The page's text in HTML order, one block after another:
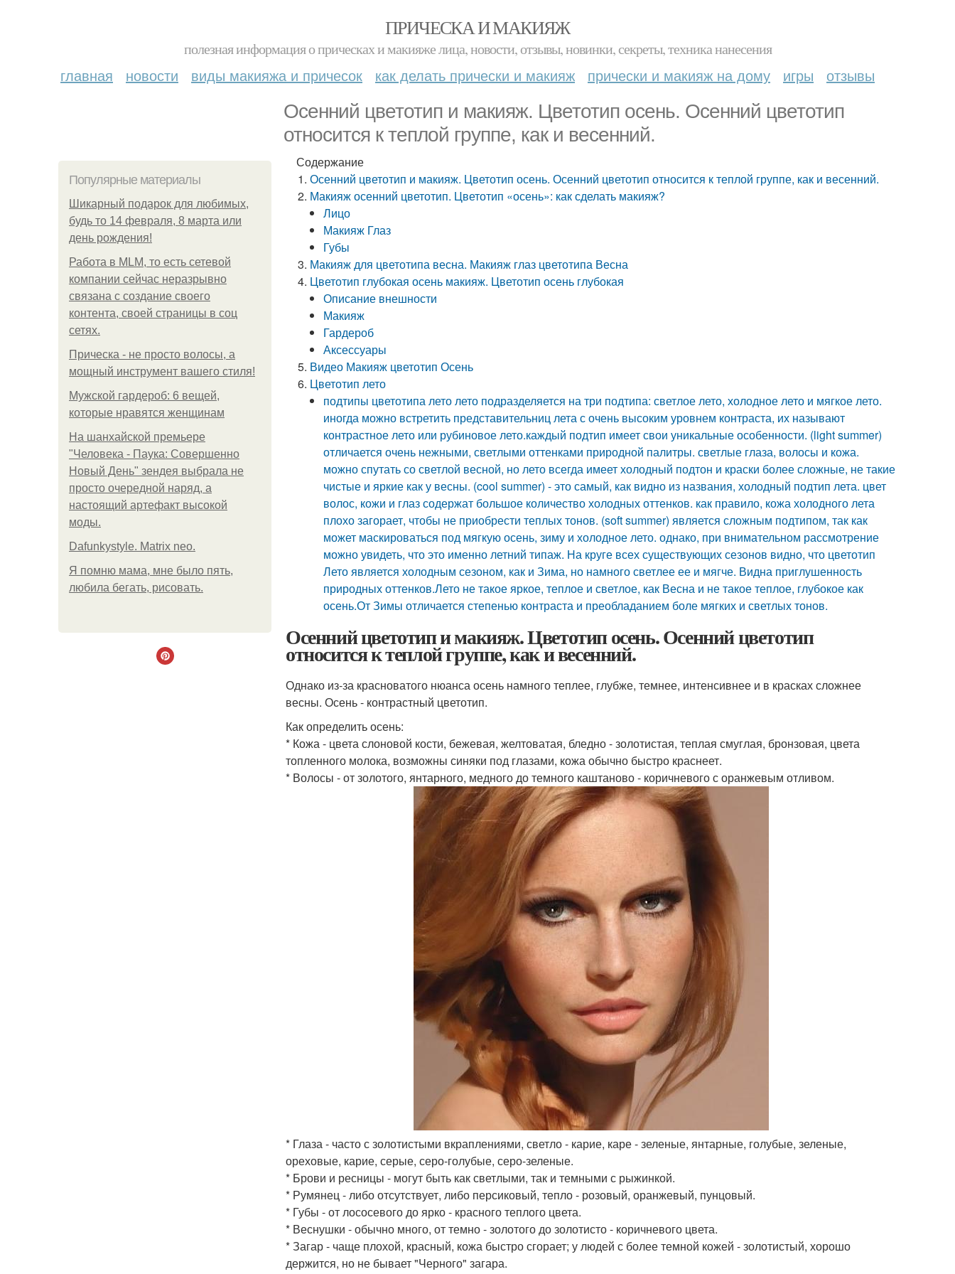
ПРИЧЕСКА И МАКИЯЖ
полезная информация о прическах и макияже лица, новости, отзывы, новинки, секреты, техника нанесения
главная новости виды макияжа и причесок как делать прически и макияж прически и макияж на дому игры отзывы
Осенний цветотип и макияж. Цветотип осень. Осенний цветотип
относится к теплой группе, как и весенний.
Популярные материалы
Шикарный подарок для любимых,
будь то 14 февраля, 8 марта или
день рождения!
Работа в MLM, то есть сетевой
компании сейчас неразрывно
связана с создание своего
контента, своей страницы в соц
сетях.
Прическа - не просто волосы, а
мощный инструмент вашего стиля!
Мужской гардероб: 6 вещей,
которые нравятся женщинам
На шанхайской премьере
"Человека - Паука: Совершенно
Новый День" зендея выбрала не
просто очередной наряд, а
настоящий артефакт высокой
моды.
Dafunkystyle. Matrix neo.
Я помню мама, мне было пять,
любила бегать, рисовать.
Содержание
Осенний цветотип и макияж. Цветотип осень. Осенний цветотип относится к теплой группе, как и весенний.
Макияж осенний цветотип. Цветотип «осень»: как сделать макияж?
Лицо
Макияж Глаз
Губы
Макияж для цветотипа весна. Макияж глаз цветотипа Весна
Цветотип глубокая осень макияж. Цветотип осень глубокая
Описание внешности
Макияж
Гардероб
Аксессуары
Видео Макияж цветотип Осень
Цветотип лето
подтипы цветотипа лето лето подразделяется на три подтипа: светлое лето, холодное лето и мягкое лето.
иногда можно встретить представительниц лета с очень высоким уровнем контраста, их называют
контрастное лето или рубиновое лето.каждый подтип имеет свои уникальные особенности. (light summer)
отличается очень нежными, светлыми оттенками природной палитры. светлые глаза, волосы и кожа.
можно спутать со светлой весной, но лето всегда имеет холодный подтон и краски более сложные, не такие
чистые и яркие как у весны. (cool summer) - это самый, как видно из названия, холодный подтип лета. цвет
волос, кожи и глаз содержат большое количество холодных оттенков. как правило, кожа холодного лета
плохо загорает, чтобы не приобрести теплых тонов. (soft summer) является сложным подтипом, так как
может маскироваться под мягкую осень, зиму и холодное лето. однако, при внимательном рассмотрение
можно увидеть, что это именно летний типаж. На круге всех существующих сезонов видно, что цветотип
Лето является холодным сезоном, как и Зима, но намного светлее ее и мягче. Видна приглушенность
природных оттенков.Лето не такое яркое, теплое и светлое, как Весна и не такое теплое, глубокое как
осень.От Зимы отличается степенью контраста и преобладанием боле мягких и светлых тонов.
Осенний цветотип и макияж. Цветотип осень. Осенний цветотип
относится к теплой группе, как и весенний.
Однако из-за красноватого нюанса осень намного теплее, глубже, темнее, интенсивнее и в красках сложнее
весны. Осень - контрастный цветотип.
Как определить осень:
* Кожа - цвета слоновой кости, бежевая, желтоватая, бледно - золотистая, теплая смуглая, бронзовая, цвета
топленного молока, возможны синяки под глазами, кожа обычно быстро краснеет.
* Волосы - от золотого, янтарного, медного до темного каштаново - коричневого с оранжевым отливом.
* Глаза - часто с золотистыми вкраплениями, светло - карие, каре - зеленые, янтарные, голубые, зеленые,
ореховые, карие, серые, серо-голубые, серо-зеленые.
* Брови и ресницы - могут быть как светлыми, так и темными с рыжинкой.
* Румянец - либо отсутствует, либо персиковый, тепло - розовый, оранжевый, пунцовый.
* Губы - от лососевого до ярко - красного теплого цвета.
* Веснушки - обычно много, от темно - золотого до золотисто - коричневого цвета.
* Загар - чаще плохой, красный, кожа быстро сгорает; у людей с более темной кожей - золотистый, хорошо
держится, но не бывает "Черного" загара.